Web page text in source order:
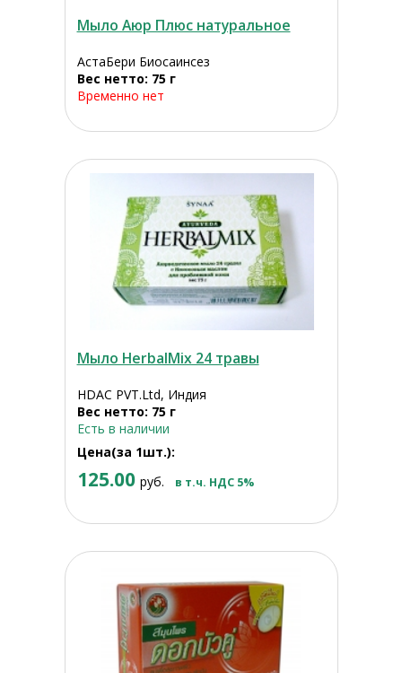
Мыло Аюр Плюс натуральное
АстаБери Биосаинсез
Вес нетто: 75 г
Временно нет
Мыло HerbalMix 24 травы
HDAC PVT.Ltd, Индия
Вес нетто: 75 г
Есть в наличии
Цена(за 1шт.):
125.00 руб. в т.ч. НДС 5%